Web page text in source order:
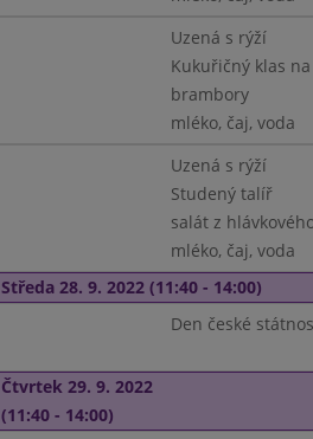
Uzená s rýží
Kukuřičný klas
brambory
mléko, čaj, voda
Uzená s rýží
Studený talíř
salát z
mléko, čaj, voda
Středa 28. 9. 2022 (11:40 - 14:00)
Den české
Čtvrtek 29. 9. 2022
(11:40 - 14:00)